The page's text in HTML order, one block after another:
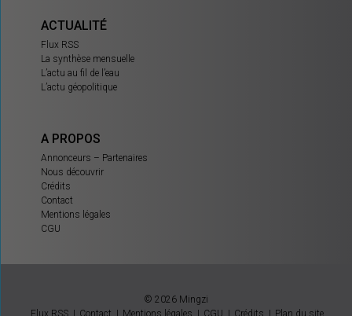
ACTUALITÉ
Flux RSS
La synthèse mensuelle
L’actu au fil de l’eau
L’actu géopolitique
A PROPOS
Annonceurs – Partenaires
Nous découvrir
Crédits
Contact
Mentions légales
CGU
© 2026 Mingzi